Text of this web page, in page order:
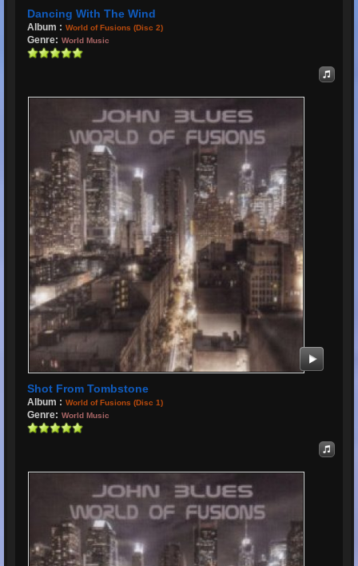
Dancing With The Wind
Album : World of Fusions (Disc 2)
Genre: World Music
Shot From Tombstone
Album : World of Fusions (Disc 1)
Genre: World Music